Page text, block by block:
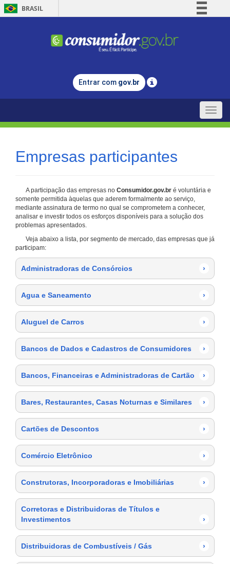
BRASIL
Comunica BR
Legislação
Entrar com gov.br
Toggle
Empresas participantes
A participação das empresas no Consumidor.gov.br é voluntária e
somente permitida àquelas que aderem formalmente ao serviço,
mediante assinatura de termo no qual se comprometem a conhecer,
analisar e investir todos os esforços disponíveis para a solução dos
problemas apresentados.
Veja abaixo a lista, por segmento de mercado, das empresas que já
participam:
Administradoras de Consórcios ›
Agua e Saneamento ›
Aluguel de Carros ›
Bancos de Dados e Cadastros de Consumidores ›
Bancos, Financeiras e Administradoras de Cartão ›
Bares, Restaurantes, Casas Noturnas e Similares ›
Cartões de Descontos ›
Comércio Eletrônico ›
Construtoras, Incorporadoras e Imobiliárias ›
Corretoras e Distribuidoras de Títulos e
Investimentos
›
Distribuidoras de Combustíveis / Gás ›